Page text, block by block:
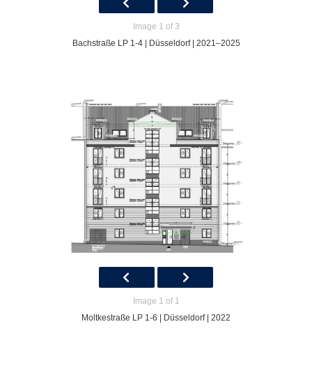
Image 1 of 3
Bachstraße LP 1-4 | Düsseldorf | 2021–2025
Image 1 of 1
Moltkestraße LP 1-6 | Düsseldorf | 2022